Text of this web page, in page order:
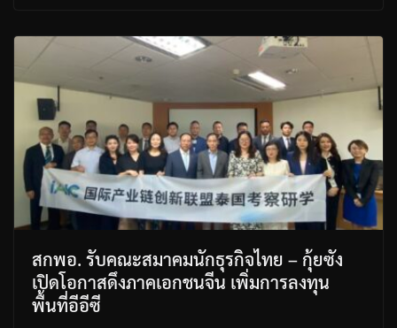
สกพอ. รับคณะสมาคมนักธุรกิจไทย – กุ้ยซัง
เปิดโอกาสดึงภาคเอกชนจีน เพิ่มการลงทุน
พื้นที่อีอีซี